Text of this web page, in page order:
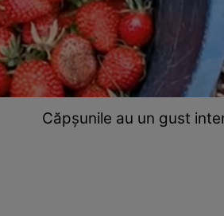
Căpșunile au un gust